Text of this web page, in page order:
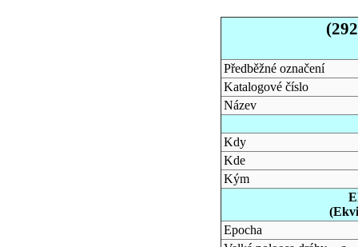
Předběžné označení
Katalogové číslo
Název
Kdy
Kde
Kým
Epocha